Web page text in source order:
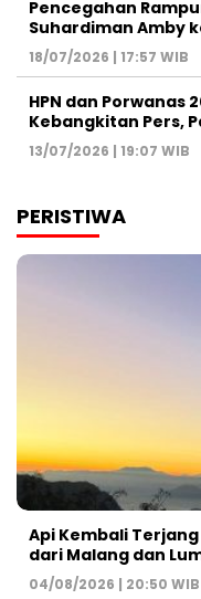
Pencegahan
Suhardiman Amby
18/07/2026 | 17:57 WIB
HPN dan Porwanas
Kebangkitan Pers,
13/07/2026 | 19:07 WIB
PERISTIWA
Api Kembali Terjang
dari Malang dan
04/08/2026 | 20:50 WIB